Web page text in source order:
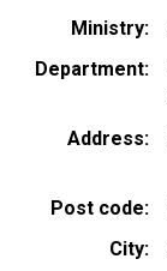
Ministry
Department
Address
Post code
City